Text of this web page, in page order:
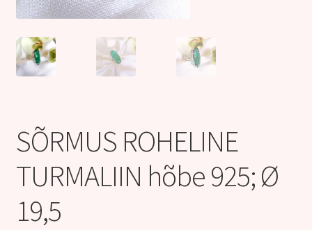
SÕRMUS ROHELINE
TURMALIIN hõbe 925; Ø
19,5